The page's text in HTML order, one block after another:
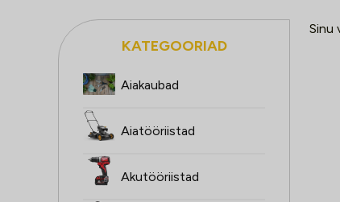
KATEGOORIAD
Aiakaubad
Aiatööriistad
Akutööriistad
Sinu